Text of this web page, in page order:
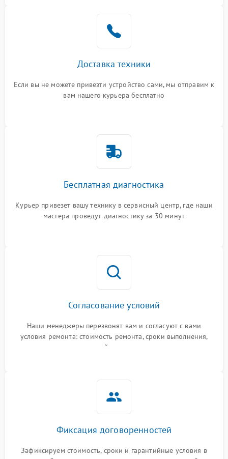
Доставка техники
Если вы не можете привезти устройство сами, мы отправим к
вам нашего курьера бесплатно
Бесплатная диагностика
Курьер привезет вашу технику в сервисный центр, где наши
мастера проведут диагностику за 30 минут
Согласование условий
Наши менеджеры перезвонят вам и согласуют с вами
условия ремонта: стоимость ремонта, сроки выполнения,
гарантийные условия
Фиксация договоренностей
Зафиксируем стоимость, сроки и гарантийные условия в